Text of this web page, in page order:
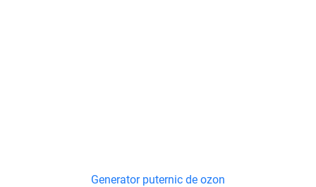
Generator puternic de ozon